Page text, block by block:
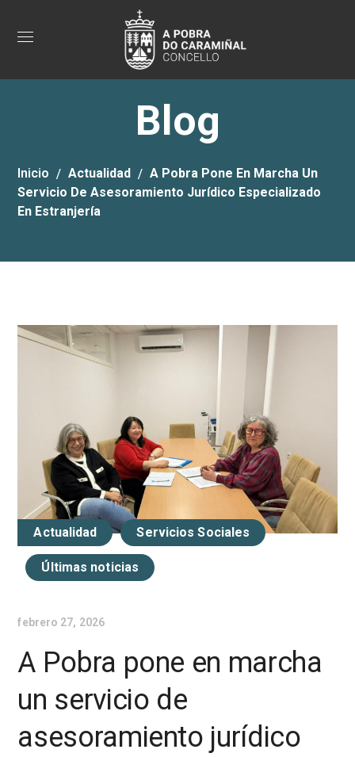
Blog
Inicio Actualidad
A Pobra Pone En Marcha Un
Servicio De Asesoramiento Jurídico Especializado
En Estranjería
Actualidad Servicios Sociales
Últimas noticias
febrero 27, 2026
A Pobra pone en marcha
un servicio de
asesoramiento jurídico